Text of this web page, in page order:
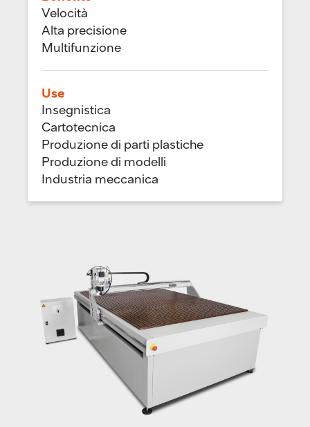
Velocità
Alta precisione
Multifunzione
Use
Insegnistica
Cartotecnica
Produzione di parti plastiche
Produzione di modelli
Industria meccanica